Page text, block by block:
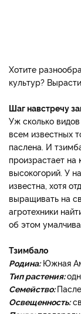
Хотите
культур?
Шаг навстречу
Уж сколько
всем известных
паслена. И
произрастает
высокогорий. У
известна, хотя
выращивать на
агротехники
об этом
Тзимбало
Родина: Южная
Тип растения:
Семейство:
Освещенность: